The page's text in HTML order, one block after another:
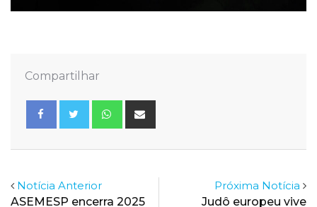
Compartilhar
Whatsapp
Notícia Anterior
ASEMESP encerra 2025
Próxima Notícia
Judô europeu vive